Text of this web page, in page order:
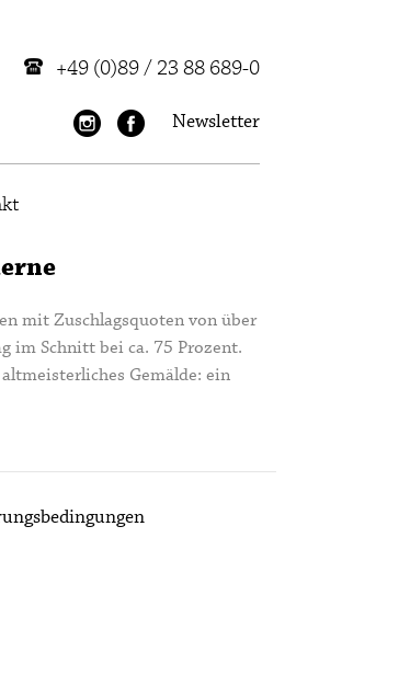
+49 (0)89 / 23 88 689-0
Newsletter
mit Zuschlagsquoten von über
im Schnitt bei ca. 75 Prozent.
Gemälde: ein